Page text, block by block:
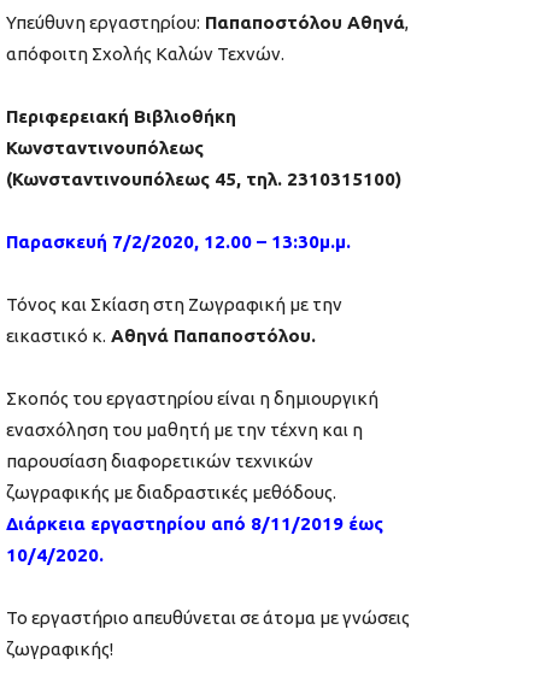
Υπεύθυνη εργαστηρίου: Παπαποστόλου Αθηνά,
απόφοιτη Σχολής Καλών Τεχνών.
Περιφερειακή Βιβλιοθήκη
Κωνσταντινουπόλεως
(Κωνσταντινουπόλεως 45, τηλ. 2310315100)
Παρασκευή 7/2/2020, 12.00 – 13:30μ.μ.
Τόνος και Σκίαση στη Ζωγραφική με την
εικαστικό κ. Αθηνά Παπαποστόλου.
Σκοπός του εργαστηρίου είναι η δημιουργική
ενασχόληση του μαθητή με την τέχνη και η
παρουσίαση διαφορετικών τεχνικών
ζωγραφικής με διαδραστικές μεθόδους.
Διάρκεια εργαστηρίου από 8/11/2019 έως
10/4/2020.
Το εργαστήριο απευθύνεται σε άτομα με γνώσεις
ζωγραφικής!